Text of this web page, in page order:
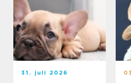
31. juli 2026